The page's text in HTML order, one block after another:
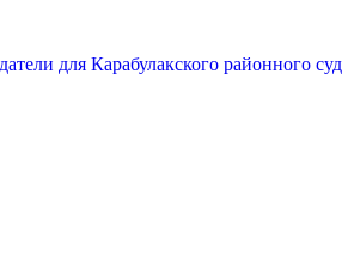
для Карабулакского районного